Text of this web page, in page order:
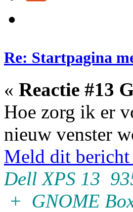
Re: Startpagina
« Reactie #13
Hoe zorg ik er
nieuw venster
Meld dit bericht
Dell XPS 13
+ GNOME